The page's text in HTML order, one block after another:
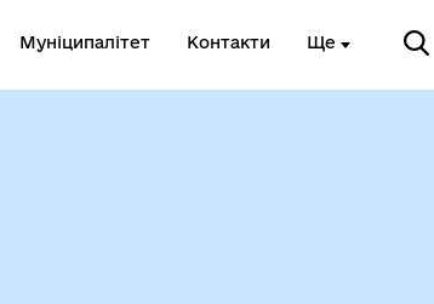
Муніципалітет Контакти Ще